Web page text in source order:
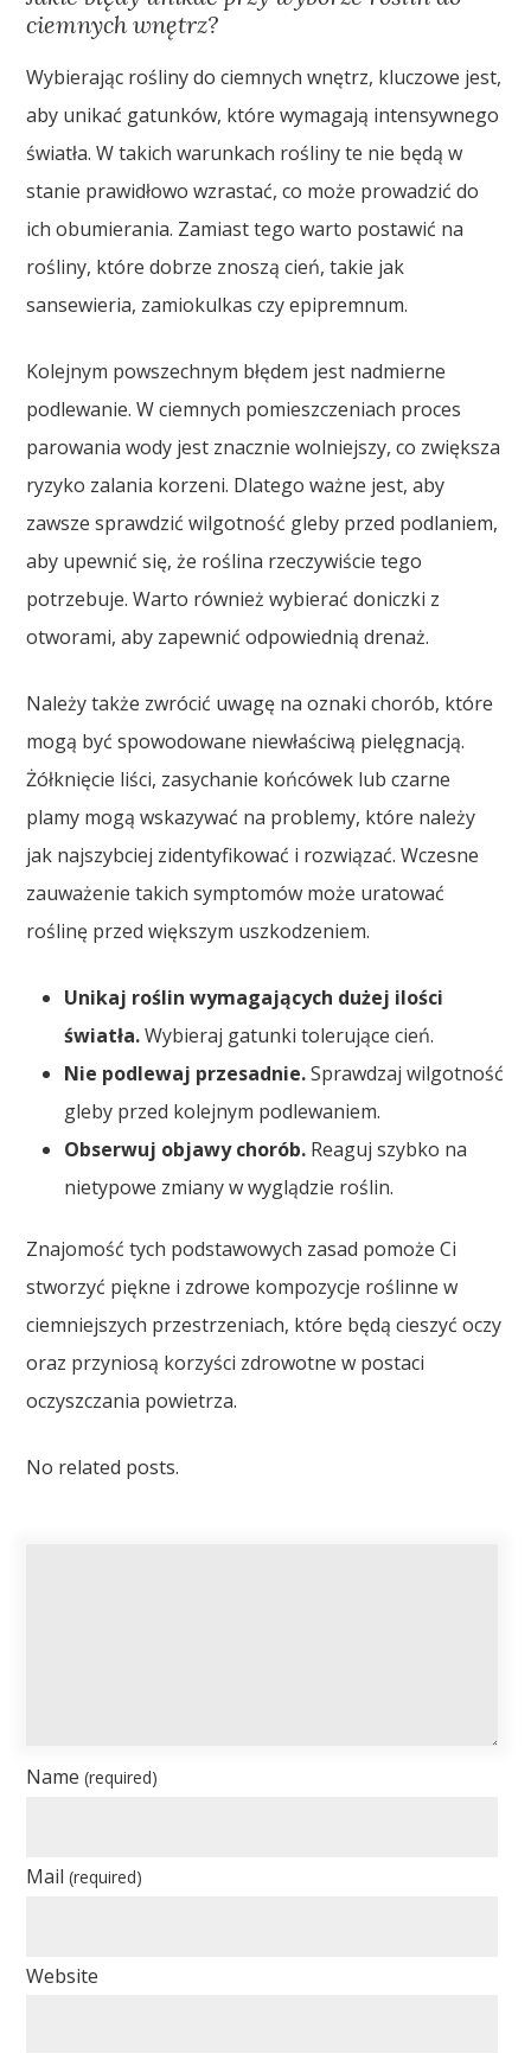
ciemnych wnętrz?
Wybierając rośliny do ciemnych wnętrz, kluczowe jest,
aby unikać gatunków, które wymagają intensywnego
światła. W takich warunkach rośliny te nie będą w
stanie prawidłowo wzrastać, co może prowadzić do
ich obumierania. Zamiast tego warto postawić na
rośliny, które dobrze znoszą cień, takie jak
sansewieria, zamiokulkas czy epipremnum.
Kolejnym powszechnym błędem jest nadmierne
podlewanie. W ciemnych pomieszczeniach proces
parowania wody jest znacznie wolniejszy, co zwiększa
ryzyko zalania korzeni. Dlatego ważne jest, aby
zawsze sprawdzić wilgotność gleby przed podlaniem,
aby upewnić się, że roślina rzeczywiście tego
potrzebuje. Warto również wybierać doniczki z
otworami, aby zapewnić odpowiednią drenaż.
Należy także zwrócić uwagę na oznaki chorób, które
mogą być spowodowane niewłaściwą pielęgnacją.
Żółknięcie liści, zasychanie końcówek lub czarne
plamy mogą wskazywać na problemy, które należy
jak najszybciej zidentyfikować i rozwiązać. Wczesne
zauważenie takich symptomów może uratować
roślinę przed większym uszkodzeniem.
Unikaj roślin wymagających dużej ilości
światła.Wybieraj gatunki tolerujące cień.
Nie podlewaj przesadnie.Sprawdzaj wilgotność
gleby przed kolejnym podlewaniem.
Obserwuj objawy chorób. Reaguj szybko na
nietypowe zmiany w wyglądzie roślin.
Znajomość tych podstawowych zasad pomoże Ci
stworzyć piękne i zdrowe kompozycje roślinne w
ciemniejszych przestrzeniach, które będą cieszyć oczy
oraz przyniosą korzyści zdrowotne w postaci
oczyszczania powietrza.
No related posts.
Name(required)
Mail(required)
Website